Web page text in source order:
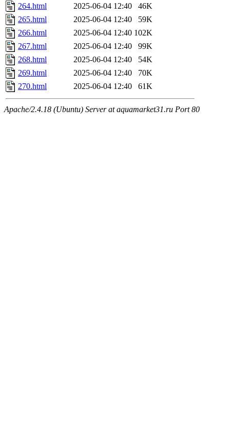
264.html
2025-06-04 12:40
46K
265.html
2025-06-04 12:40
59K
266.html
2025-06-04 12:40 102K
267.html
2025-06-04 12:40
99K
268.html
2025-06-04 12:40
54K
269.html
2025-06-04 12:40
70K
270.html
2025-06-04 12:40 61K
Apache/2.4.18 (Ubuntu) Server at aquamarket31.ru Port 80